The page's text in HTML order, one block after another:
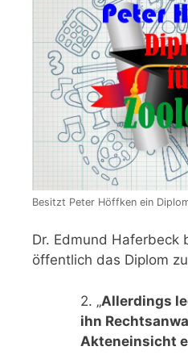
Besitzt Peter Höffken ein
Dr. Edmund Haferbeck
öffentlich das Diplom
2. „Allerdings
ihn
Akteneinsicht